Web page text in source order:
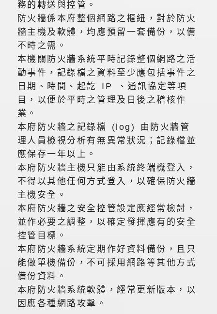
務的轉送與控管。
防火牆係本府整個網路之樞紐，對於防火
牆主機及軟體，均應預留一套備份，以備
不時之需。
本機關防火牆系統平時記錄整個網路之活
動事件，記錄檔之資料至少應包括事件之
日期、時間、起訖 IP 、通訊協定等項
目，以便於平時之管理及日後之稽核作
業。
本府防火牆之記錄檔 (log) 由防火牆管
理人員檢視分析有無異常狀況；記錄檔並
應保存一年以上。
本府防火牆主機只能由系統終端機登入，
不得以其他任何方式登入，以確保防火牆
主機安全。
本府防火牆之安全控管設定應經常檢討，
並作必要之調整，以確定發揮應有的安全
控管目標。
本府防火牆系統定期作好資料備份，且只
能做單機備份，不可採用網路等其他方式
備份資料。
本府防火牆系統軟體，經常更新版本，以
因應各種網路攻擊。